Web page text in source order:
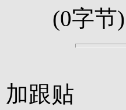
(0字节)
加跟贴